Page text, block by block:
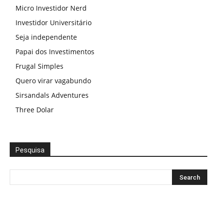
Micro Investidor Nerd
Investidor Universitário
Seja independente
Papai dos Investimentos
Frugal Simples
Quero virar vagabundo
Sirsandals Adventures
Three Dolar
Pesquisa